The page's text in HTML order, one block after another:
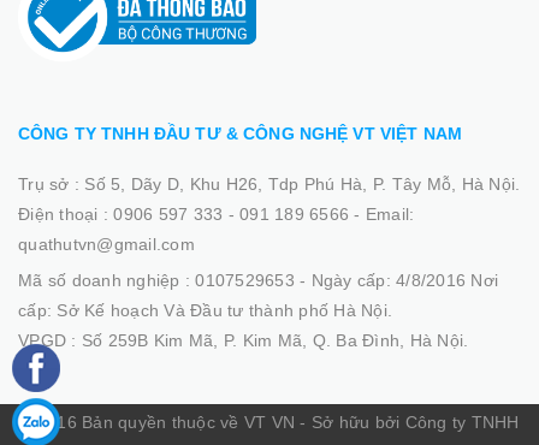
CÔNG TY TNHH ĐẦU TƯ & CÔNG NGHỆ VT VIỆT NAM
Trụ sở : Số 5, Dãy D, Khu H26, Tdp Phú Hà, P. Tây Mỗ, Hà Nội.
Điện thoại :0906 597 333 - 091 189 6566 - Email:
quathutvn@gmail.com
Mã số doanh nghiệp :0107529653 - Ngày cấp: 4/8/2016 Nơi
cấp: Sở Kế hoạch Và Đầu tư thành phố Hà Nội.
VPGD : Số 259B Kim Mã, P. Kim Mã, Q. Ba Đình, Hà Nội.
© 2016 Bản quyền thuộc về VT VN - Sở hữu bởi Công ty TNHH